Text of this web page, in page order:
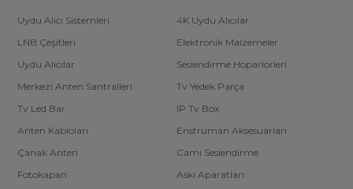
Uydu Alıcı Sistemleri
4K Uydu Alıcılar
LNB Çeşitleri
Elektronik Malzemeler
Uydu Alıcılar
Seslendirme Hoparlörleri
Merkezi Anten Santralleri
Tv Yedek Parça
Tv Led Bar
IP Tv Box
Anten Kabloları
Enstrüman Aksesuarları
Çanak Anten
Cami Seslendirme
Fotokapan
Askı Aparatları